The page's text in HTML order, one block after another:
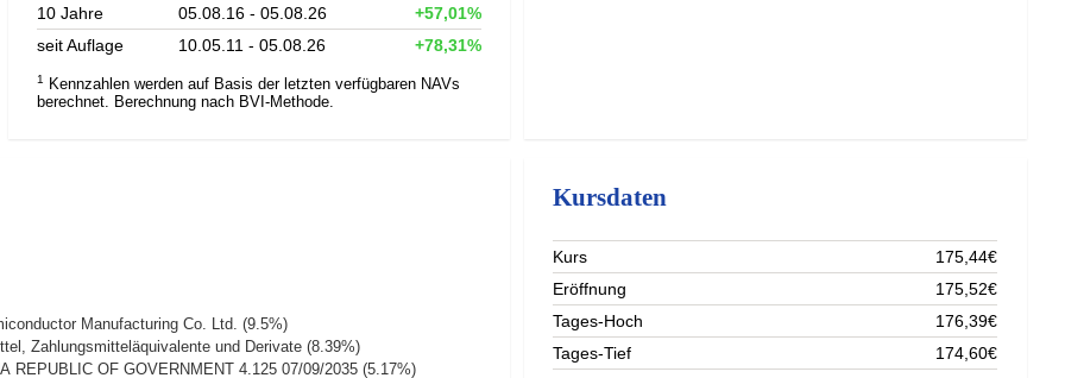
10 Jahre
05.08.16 - 05.08.26
+57,01%
seit Auflage
10.05.11 - 05.08.26 +78,31%
1
Kennzahlen werden auf Basis der letzten verfügbaren NAVs
berechnet. Berechnung nach BVI-Methode.
Manufacturing Co. Ltd. (9.5%)
Zahlungsmitteläquivalente und Derivate (8.39%)
REPUBLIC OF GOVERNMENT 4.125 07/09/2035 (5.17%)
Kursdaten
Kurs
175,44€
Eröffnung
175,52€
Tages-Hoch
176,39€
Tages-Tief
174,60€